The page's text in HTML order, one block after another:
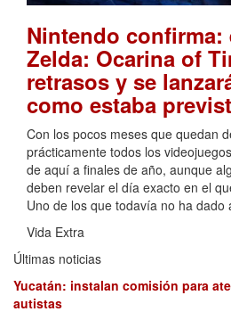
Nintendo confirma:
Zelda: Ocarina of
retrasos y se
como estaba
Con los pocos meses que quedan
prácticamente todos los
de aquí a finales de año, aunque
deben revelar el día exacto en el
Uno de los que todavía no ha dado
Vida Extra
Últimas noticias
Yucatán: instalan comisión para
autistas